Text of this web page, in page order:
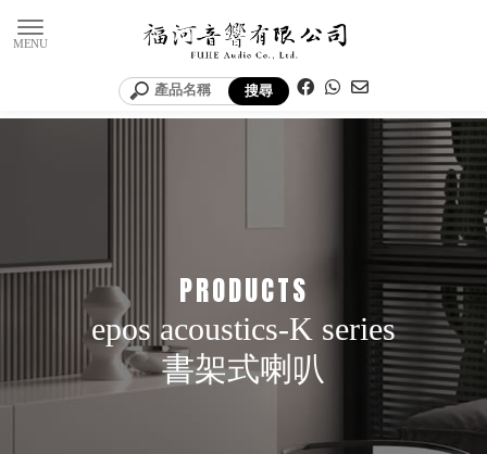
epos acoustics-K series
書架式喇叭